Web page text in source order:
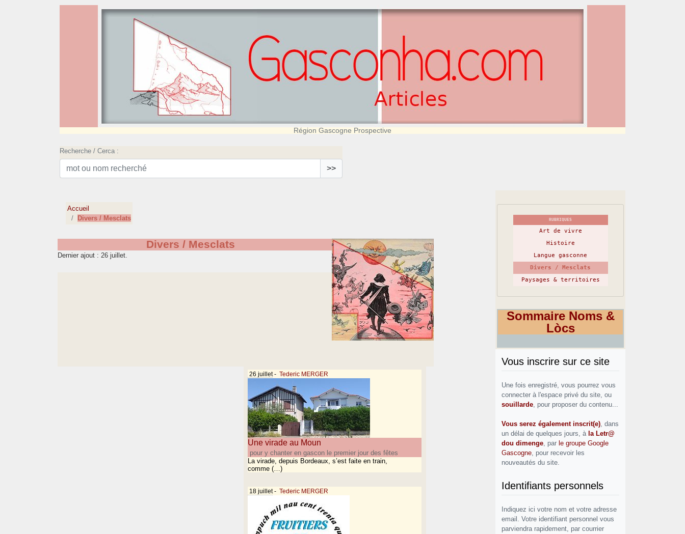
Région Gascogne Prospective
Recherche / Cerca :
>>
Accueil
Divers / Mesclats
Divers / Mesclats
Dernier ajout : 26 juillet.
26 juillet- Tederic MERGER
Une virade au Moun
pour y chanter en gascon le premier jour des fêtes
La virade, depuis Bordeaux, s’est faite en train,
comme (…)
18 juillet- Tederic MERGER
RUBRIQUES
Art de vivre
Histoire
Langue gasconne
Divers / Mesclats
Paysages & territoires
Sommaire Noms &
Lòcs
Vous inscrire sur ce site
Une fois enregistré, vous pourrez vous
connecter à l'espace privé du site, ou
souillarde , pour proposer du contenu...
Vous serez également inscrit(e), dans
un délai de quelques jours, à la Letr@
dou dimenge, par le groupe Google
Gascogne, pour recevoir les
nouveautés du site.
Identifiants personnels
Indiquez ici votre nom et votre adresse
email. Votre identifiant personnel vous
parviendra rapidement, par courrier